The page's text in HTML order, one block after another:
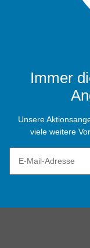
Immer
Unsere
viele weitere